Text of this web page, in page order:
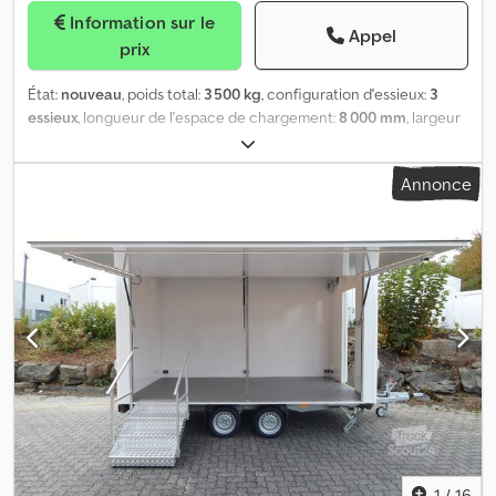
peuvent contenir des inexactitudes.
prix
Appel
État: nouveau, poids total: 3 500 kg, configuration d'essieux: 3
essieux, longueur de l'espace de chargement:8 000 mm, largeur
2 400 mm
chargement:2 400 mm, LVH 800-3 centre d’intervention mobile,
remorque à essieu directeur L’objet présenté ici est un exemple
concevons, planifions et réalisons des véhicules entièrement
adaptés à VOS besoins. Dimensions, équipements annexes,
aménagements, choix des couleurs jusqu’à la technique peuvent
être définis librement. Vous avez des questions quant à la
faisabilité ? Envoyez-nous votre liste de spécifications ou un
simple croquis, et vous recevrez une offre détaillée avec des prix
individualisés. Veuillez utiliser le code 0467 pour toute demande.
Données techniques : * Remorque à essieu directeur avec
plateau tournant * PTAC : 3 500 kg * Dimensions de la carrosserie
(extérieur) env. 8 100 x 2 520 x 2 500 mm (L/l/H) * Dimensions de la
carrosserie (intérieur) env. 8 000 x 2 400 x 2 400 mm (L/l/H) *
Annonce